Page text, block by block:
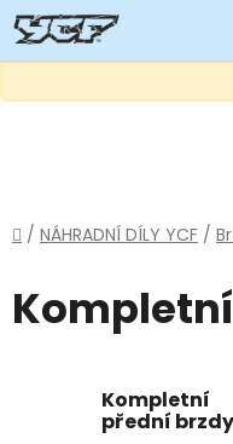
Domů
/ NÁHRADNÍ DÍLY YCF /
Kompletní
přední brzdy